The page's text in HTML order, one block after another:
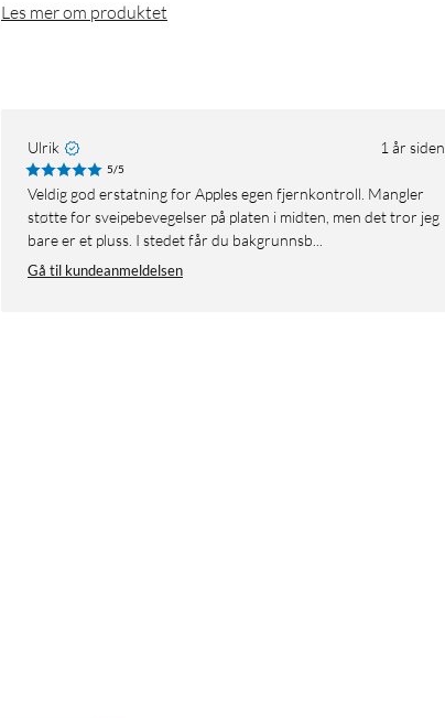
Les mer om produktet
Ulrik 1 år siden
5/5
Veldig god erstatning for Apples egen fjernkontroll. Mangler
støtte for sveipebevegelser på platen i midten, men det tror jeg
bare er et pluss. I stedet får du bakgrunnsb...
Gå til kundeanmeldelsen